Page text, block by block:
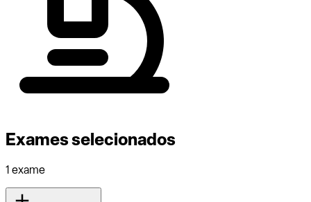
Exames selecionados
1 exame